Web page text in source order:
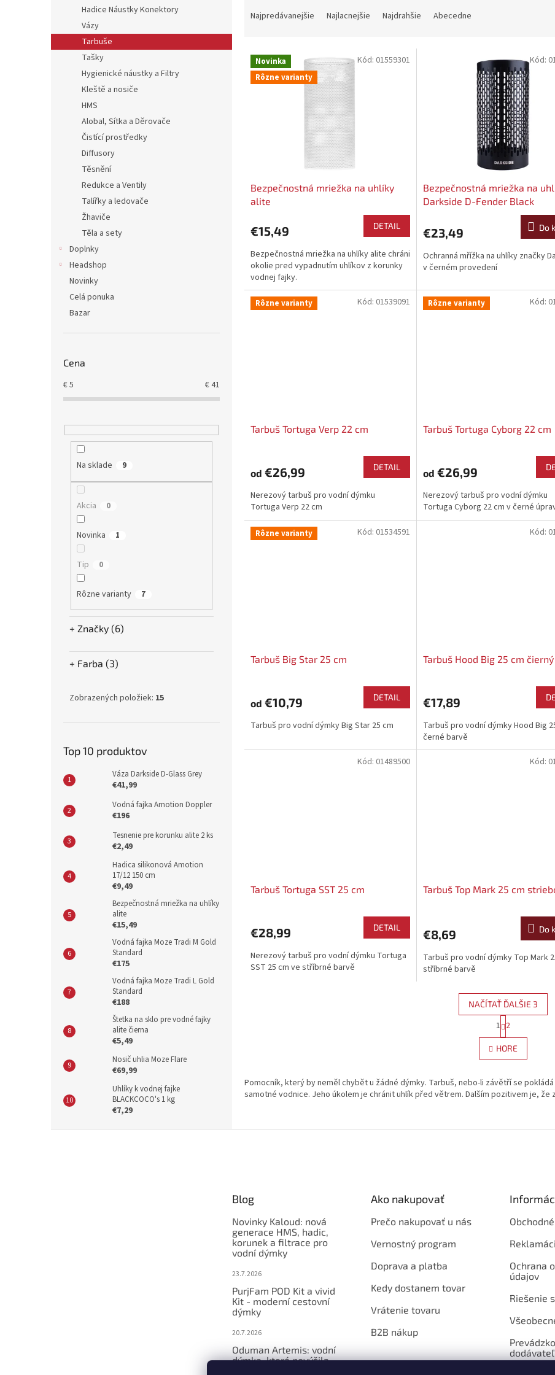
Hadice Náustky Konektory
Vázy
Tarbuše
Tašky
Hygienické náustky a Filtry
Kleště a nosiče
HMS
Alobal, Sítka a Děrovače
Čistící prostředky
Diffusory
Těsnění
Redukce a Ventily
Talířky a ledovače
Žhaviče
Těla a sety
Doplnky
Headshop
Novinky
Celá ponuka
Bazar
Cena
€5 €41
Na sklade 9
Akcia 0
Novinka 1
Tip 0
Rôzne varianty 7
Značky (6)
Farba (3)
Zobrazených položiek: 15
Top 10 produktov
Váza Darkside D-Glass Grey
€41,99
Vodná fajka Amotion Doppler
€196
Tesnenie pre korunku alite 2 ks
€2,49
Hadica silikonová Amotion
17/12 150 cm
€9,49
Bezpečnostná mriežka na uhlíky
alite
€15,49
Vodná fajka Moze Tradi M Gold
Standard
€175
Vodná fajka Moze Tradi L Gold
Standard
€188
Štetka na sklo pre vodné fajky
alite čierna
€5,49
Nosič uhlia Moze Flare
€69,99
Uhlíky k vodnej fajke
BLACKCOCO's 1 kg
€7,29
n
Najpredávanejšie Najlacnejšie Najdrahšie Abecedne
V
p
Novinka
Rôzne varianty
Bezpečnostná mriežka na uhlíky
alite
€15,49 DETAIL
Bezpečnostná mriežka na uhlíky alite chráni
okolie pred vypadnutím uhlíkov z korunky
vodnej fajky.
Kód: 01559301
Bezpečnostná mriežka na
Darkside D-Fender Black
€23,49 Do
Ochranná mřížka na uhlíky značky
v černém provedení
Kód:
Rôzne varianty
Tarbuš Tortuga Verp 22 cm
od €26,99 DETAIL
Nerezový tarbuš pro vodní dýmku
Tortuga Verp 22 cm
Kód: 01539091 Rôzne varianty
Tarbuš Tortuga Cyborg 22 cm
od €26,99
Nerezový tarbuš pro vodní dýmku
Tortuga Cyborg 22 cm v černé
Kód:
Rôzne varianty
Tarbuš Big Star 25 cm
od €10,79 DETAIL
Tarbuš pro vodní dýmky Big Star 25 cm
Kód: 01534591
Tarbuš Hood Big 25 cm čierný
€17,89
Tarbuš pro vodní dýmky Hood Big
černé barvě
Kód:
Tarbuš Tortuga SST 25 cm
€28,99 DETAIL
Nerezový tarbuš pro vodní dýmku Tortuga
SST 25 cm ve stříbrné barvě
Kód: 01489500
Tarbuš Top Mark 25 cm
€8,69 Do
Tarbuš pro vodní dýmky Top Mark
stříbrné barvě
Kód:
O
v
l
d
a
c
NAČÍTAŤ ĎALŠIE 3
S
t
r
á
n
o
v
1 2
HORE
Pomocník, který by neměl chybět u žádné dýmky. Tarbuš, nebo-li závětří se
samotné vodnice. Jeho úkolem je chránit uhlík před větrem. Dalším pozitivem je, že
Blog
Novinky Kaloud: nová
generace HMS, hadic,
korunek a filtrace pro
vodní dýmky
23.7.2026
PurjFam POD Kit a vivid
Kit - moderní cestovní
dýmky
20.7.2026
Oduman Artemis: vodní
dýmka, která povýšila
Ako nakupovať
Prečo nakupovať u nás
Vernostný program
Doprava a platba
Kedy dostanem tovar
Vrátenie tovaru
B2B nákup
Ochrana
údajov
Riešenie
dodávateľ